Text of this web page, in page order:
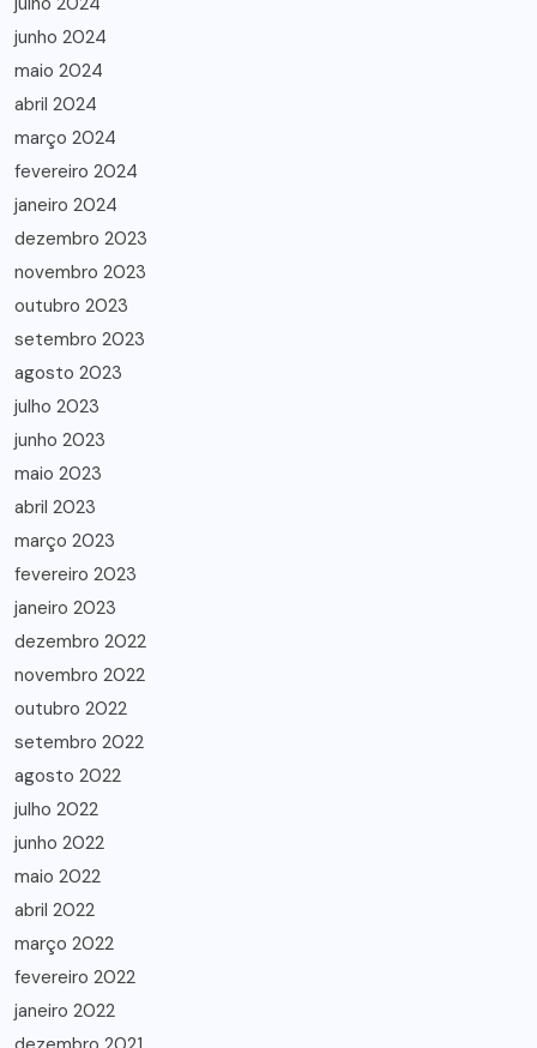
junho 2024
maio 2024
abril 2024
março 2024
fevereiro 2024
janeiro 2024
dezembro 2023
novembro 2023
outubro 2023
setembro 2023
agosto 2023
julho 2023
junho 2023
maio 2023
abril 2023
março 2023
fevereiro 2023
janeiro 2023
dezembro 2022
novembro 2022
outubro 2022
setembro 2022
agosto 2022
julho 2022
junho 2022
maio 2022
abril 2022
março 2022
fevereiro 2022
janeiro 2022